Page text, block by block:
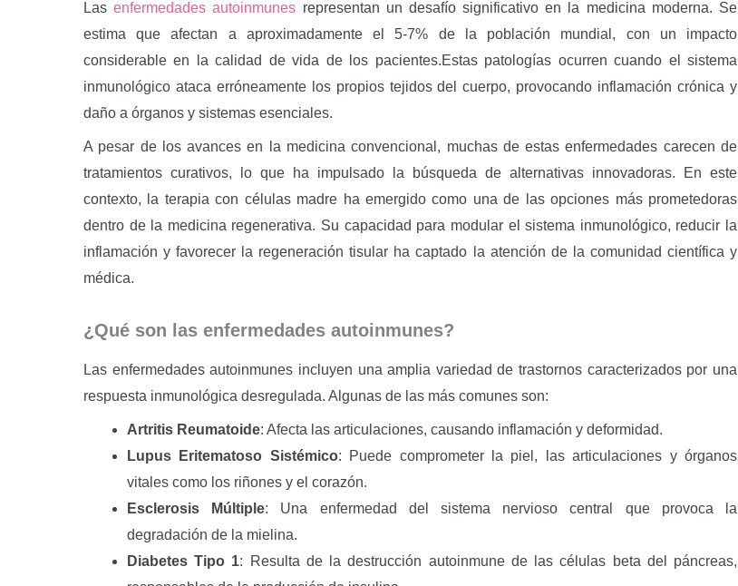
Lasenfermedades autoinmunes representan un desafío significativo en la medicina moderna. Se
estima que afectan a aproximadamente el 5-7% de la población mundial, con un impacto
considerable en la calidad de vida de los pacientes.Estas patologías ocurren cuando el sistema
inmunológico ataca erróneamente los propios tejidos del cuerpo, provocando inflamación crónica y
daño a órganos y sistemas esenciales.
A pesar de los avances en la medicina convencional, muchas de estas enfermedades carecen de
tratamientos curativos, lo que ha impulsado la búsqueda de alternativas innovadoras. En este
contexto, la terapia con células madre ha emergido como una de las opciones más prometedoras
dentro de la medicina regenerativa. Su capacidad para modular el sistema inmunológico, reducir la
inflamación y favorecer la regeneración tisular ha captado la atención de la comunidad científica y
médica.
¿Qué son las enfermedades autoinmunes?
Las enfermedades autoinmunes incluyen una amplia variedad de trastornos caracterizados por una
respuesta inmunológica desregulada. Algunas de las más comunes son:
Artritis Reumatoide: Afecta las articulaciones, causando inflamación y deformidad.
Lupus Eritematoso Sistémico: Puede comprometer la piel, las articulaciones y órganos
vitales como los riñones y el corazón.
Esclerosis Múltiple: Una enfermedad del sistema nervioso central que provoca la
degradación de la mielina.
Diabetes Tipo 1: Resulta de la destrucción autoinmune de las células beta del páncreas,